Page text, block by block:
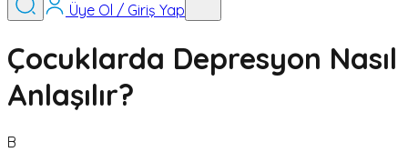
Üye Ol / Giriş Yap
Çocuklarda Depresyon Nasıl
Anlaşılır?
B